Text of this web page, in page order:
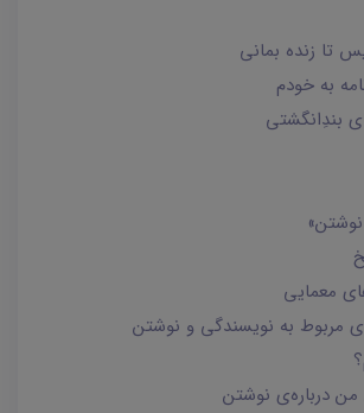
تا زنده بمانی
بندِانگشتی
معمایی
مربوط به نویسندگی و نوشتن
درباره‌ی نوشتن